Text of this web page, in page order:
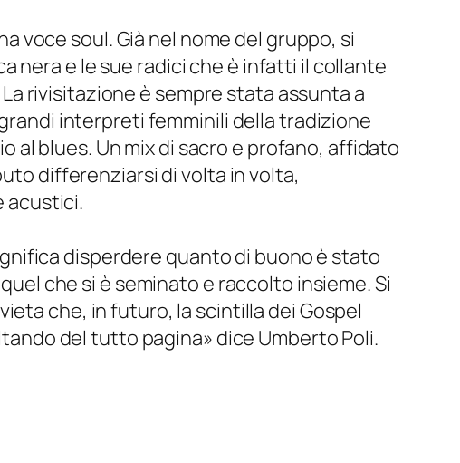
voce soul. Già nel nome del gruppo, si
nera e le sue radici che è infatti il collante
rivisitazione è sempre stata assunta a
interpreti femminili della tradizione
al blues. Un mix di sacro e profano, affidato
differenziarsi di volta in volta,
acustici.
disperdere quanto di buono è stato
che si è seminato e raccolto insieme. Si
che, in futuro, la scintilla dei Gospel
del tutto pagina» dice Umberto Poli.